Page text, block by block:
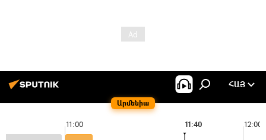
Արմենիա
ՀԱՅ
11:00 12:00
11:40